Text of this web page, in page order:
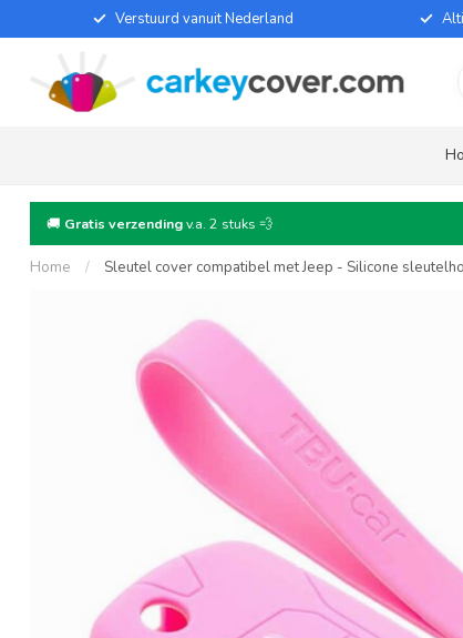
Verstuurd vanuit Nederland
🚚 Gratis verzendingv.a. 2 stuks 💨
Home / Sleutel cover compatibel met Jeep - Silicone